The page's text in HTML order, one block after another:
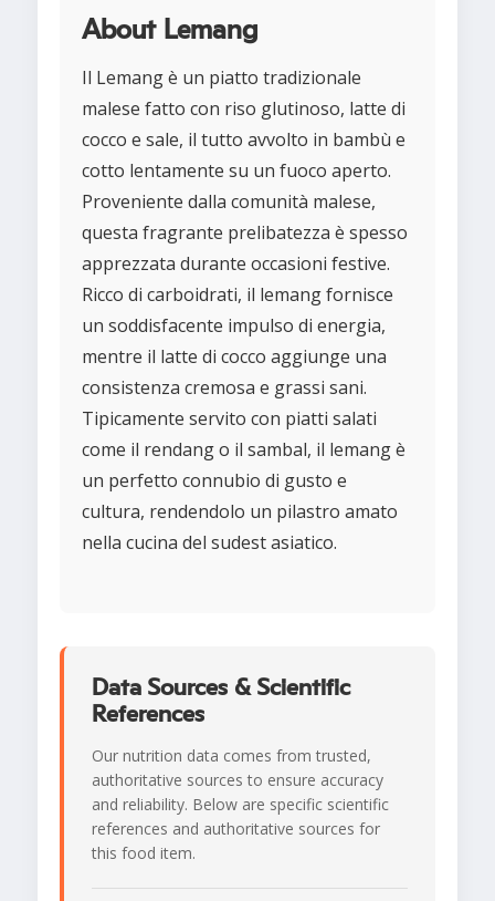
About Lemang
Il Lemang è un piatto tradizionale
malese fatto con riso glutinoso, latte di
cocco e sale, il tutto avvolto in bambù e
cotto lentamente su un fuoco aperto.
Proveniente dalla comunità malese,
questa fragrante prelibatezza è spesso
apprezzata durante occasioni festive.
Ricco di carboidrati, il lemang fornisce
un soddisfacente impulso di energia,
mentre il latte di cocco aggiunge una
consistenza cremosa e grassi sani.
Tipicamente servito con piatti salati
come il rendang o il sambal, il lemang è
un perfetto connubio di gusto e
cultura, rendendolo un pilastro amato
nella cucina del sudest asiatico.
Data Sources & Scientific
References
Our nutrition data comes from trusted,
authoritative sources to ensure accuracy
and reliability. Below are specific scientific
references and authoritative sources for
this food item.